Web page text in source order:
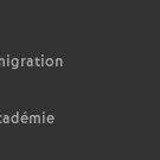
S
e